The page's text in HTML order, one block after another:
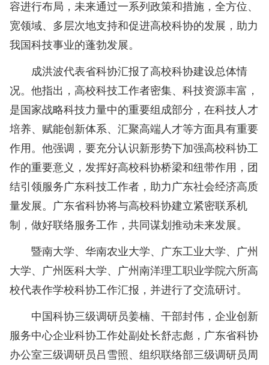
容进行布局，未来通过一系列政策和措施，全方位、
宽领域、多层次地支持和促进高校科协的发展，助力
我国科技事业的蓬勃发展。
成洪波代表省科协汇报了高校科协建设总体情
况。他指出，高校科技工作者密集、科技资源丰富，
是国家战略科技力量中的重要组成部分，在科技人才
培养、赋能创新体系、汇聚高端人才等方面具有重要
作用。他强调，要充分认识新形势下加强高校科协工
作的重要意义，发挥好高校科协桥梁和纽带作用，团
结引领服务广东科技工作者，助力广东社会经济高质
量发展。广东省科协将与高校科协建立紧密联系机
制，做好联络服务工作，共同谋划推动未来发展。
暨南大学、华南农业大学、广东工业大学、广州
大学、广州医科大学、广州南洋理工职业学院六所高
校代表作学校科协工作汇报，并进行了交流研讨。
中国科协三级调研员姜楠、干部封伟，企业创新
服务中心企业科协工作处副处长舒志彪，广东省科协
办公室三级调研员吕雪照、组织联络部三级调研员周